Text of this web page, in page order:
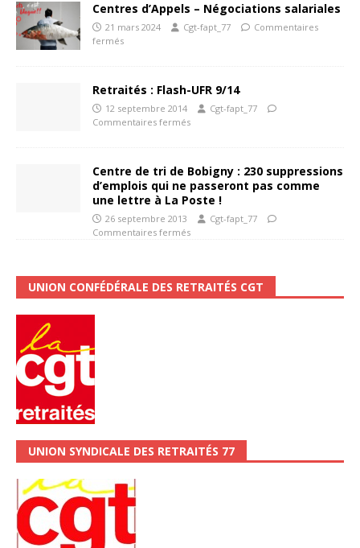
Centres d’Appels – Négociations salariales
21 mars 2024 Cgt-fapt_77
Commentaires
fermés
Retraités : Flash-UFR 9/14
12 septembre 2014
Cgt-fapt_77
Commentaires fermés
Centre de tri de Bobigny : 230 suppressions
d’emplois qui ne passeront pas comme
une lettre à La Poste !
26 septembre 2013
Cgt-fapt_77
Commentaires fermés
UNION CONFÉDÉRALE DES RETRAITÉS CGT
UNION SYNDICALE DES RETRAITÉS 77